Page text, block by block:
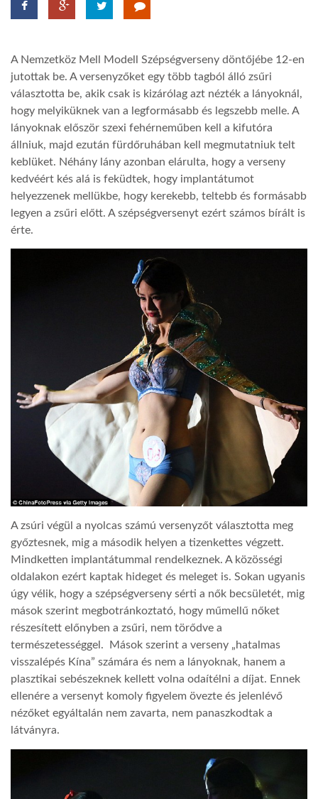
GLOBOBOOK
A Nemzetköz Mell Modell Szépségverseny döntőjébe 12-en
jutottak be. A versenyzőket egy több tagból álló zsűri
választotta be, akik csak is kizárólag azt nézték a lányoknál,
hogy melyiküknek van a legformásabb és legszebb melle. A
lányoknak először szexi fehérneműben kell a kifutóra
állniuk, majd ezután fürdőruhában kell megmutatniuk telt
keblüket. Néhány lány azonban elárulta, hogy a verseny
kedvéért kés alá is feküdtek, hogy implantátumot
helyezzenek mellükbe, hogy kerekebb, teltebb és formásabb
legyen a zsűri előtt. A szépségversenyt ezért számos bírált is
érte.
A zsúri végül a nyolcas számú versenyzőt választotta meg
győztesnek, mig a második helyen a tizenkettes végzett.
Mindketten implantátummal rendelkeznek. A közösségi
oldalakon ezért kaptak hideget és meleget is. Sokan ugyanis
úgy vélik, hogy a szépségverseny sérti a nők becsületét, mig
mások szerint megbotránkoztató, hogy műmellű nőket
részesített előnyben a zsűri, nem törődve a
természetességgel. Mások szerint a verseny „hatalmas
visszalépés Kína” számára és nem a lányoknak, hanem a
plasztikai sebészeknek kellett volna odaítélni a díjat. Ennek
ellenére a versenyt komoly figyelem övezte és jelenlévő
nézőket egyáltalán nem zavarta, nem panaszkodtak a
látványra.